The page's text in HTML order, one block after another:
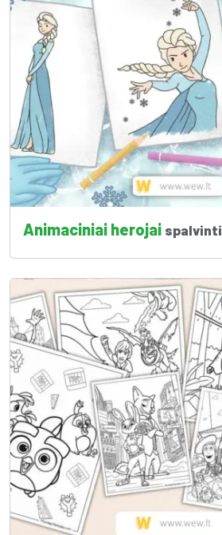
Animaciniai herojai spalvinti